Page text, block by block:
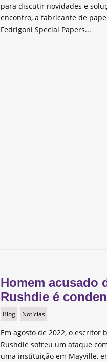
para discutir novidades e
encontro, a fabricante de
Fedrigoni Special Papers...
Homem acusado
Rushdie é
Blog Notícias
Em agosto de 2022, o escritor
Rushdie sofreu um ataque
uma instituição em Mayville,